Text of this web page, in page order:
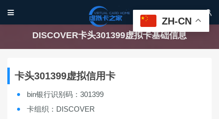
 
DISCOVER卡头301399虚拟卡基础信息
卡头301399虚拟信用卡
bin银行识别码：301399
卡组织：DISCOVER
ZH-CN